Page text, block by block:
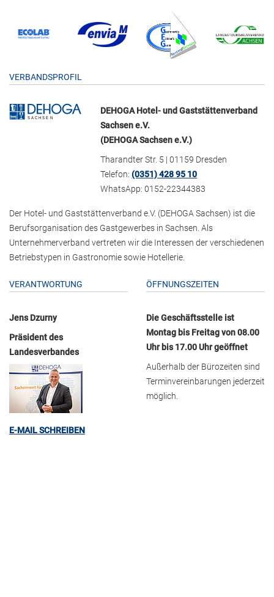
VERBANDSPROFIL
DEHOGA Hotel- und Gaststättenverband
Sachsen e.V.
(DEHOGA Sachsen e.V.)
Tharandter Str. 5 | 01159 Dresden
Telefon:(0351) 428 95 10
WhatsApp: 0152-22344383
Der Hotel- und Gaststättenverband e.V. (DEHOGA Sachsen) ist die
Berufsorganisation des Gastgewerbes in Sachsen. Als
Unternehmerverband vertreten wir die Interessen der verschiedenen
Betriebstypen in Gastronomie sowie Hotellerie.
VERANTWORTUNG
Jens Dzurny
Präsident des
Landesverbandes
E-MAIL SCHREIBEN
ÖFFNUNGSZEITEN
Die Geschäftsstelle ist
Montag bis Freitag von 08.00
Uhr bis 17.00 Uhr geöffnet
Außerhalb der Bürozeiten sind
Terminvereinbarungen jederzeit
möglich.